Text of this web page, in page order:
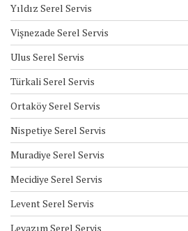
Yıldız Serel Servis
Vişnezade Serel Servis
Ulus Serel Servis
Türkali Serel Servis
Ortaköy Serel Servis
Nispetiye Serel Servis
Muradiye Serel Servis
Mecidiye Serel Servis
Levent Serel Servis
Levazım Serel Servis